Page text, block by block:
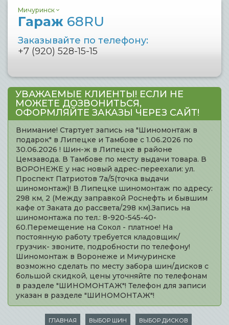
Мичуринск
Гараж 68RU
Заказывайте по телефону:
+7 (920) 528-15-15
УВАЖАЕМЫЕ КЛИЕНТЫ! ЕСЛИ НЕ
МОЖЕТЕ ДОЗВОНИТЬСЯ,
ОФОРМЛЯЙТЕ ЗАКАЗЫ ЧЕРЕЗ САЙТ!
Внимание! Стартует запись на "Шиномонтаж в
подарок" в Липецке и Тамбове с 1.06.2026 по
30.06.2026 ! Шин-ж в Липецке в районе
Цемзавода. В Тамбове по месту выдачи товара. В
ВОРОНЕЖЕ у нас новый адрес-переехали: ул.
Проспект Патриотов 7а/5(точка выдачи
шиномонтаж)! В Липецке шиномонтаж по адресу:
298 км, 2 (Между заправкой Роснефть и бывшим
кафе от Заката до рассвета/298 км).Запись на
шиномонтажа по тел.: 8-920-545-40-
60.Перемещение на Сокол - платное! На
постоянную работу требуется кладовщик/
грузчик- звоните, подробности по телефону!
Шиномонтаж в Воронеже и Мичуринске
возможно сделать по месту забора шин/дисков с
большой скидкой, цены уточняйте по телефонам
в разделе "ШИНОМОНТАЖ"! Телефон для записи
указан в разделе "ШИНОМОНТАЖ"!
ГЛАВНАЯ ВЫБОР ШИН ВЫБОР ДИСКОВ